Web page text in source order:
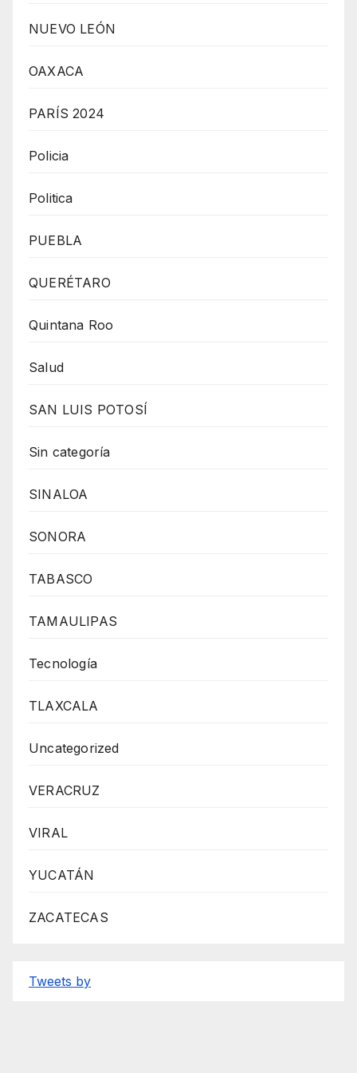
NUEVO LEÓN
OAXACA
PARÍS 2024
Policia
Politica
PUEBLA
QUERÉTARO
Quintana Roo
Salud
SAN LUIS POTOSÍ
Sin categoría
SINALOA
SONORA
TABASCO
TAMAULIPAS
Tecnología
TLAXCALA
Uncategorized
VERACRUZ
VIRAL
YUCATÁN
ZACATECAS
Tweets by